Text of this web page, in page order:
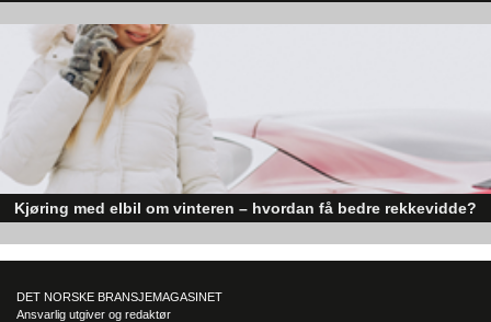
skaper optimisme på tvers av ulike sektorer. Byggebransjen er spesielt
posisjonert til å dra nytte av denne økonomiske oppgangen.
Kjøring med elbil om vinteren – hvordan få bedre rekkevidde?
DET NORSKE BRANSJEMAGASINET
Ansvarlig utgiver og redaktør